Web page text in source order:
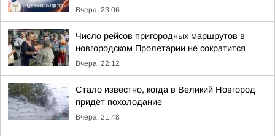
Вчера, 23:06
Число рейсов пригородных маршрутов в
новгородском Пролетарии не сократится
Вчера, 22:12
Стало известно, когда в Великий Новгород
придёт похолодание
Вчера, 21:48